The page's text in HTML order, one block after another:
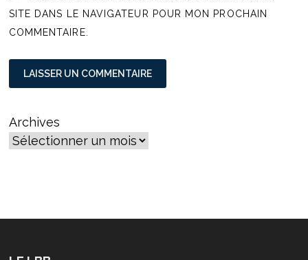
SITE DANS LE NAVIGATEUR POUR MON PROCHAIN
COMMENTAIRE.
Archives